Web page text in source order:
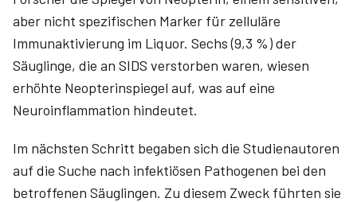
aber nicht spezifischen Marker für zelluläre
Immunaktivierung im Liquor. Sechs (9,3 %) der
Säuglinge, die an SIDS verstorben waren, wiesen
erhöhte Neopterinspiegel auf, was auf eine
Neuroinflammation hindeutet.
Im nächsten Schritt begaben sich die Studienautoren
auf die Suche nach infektiösen Pathogenen bei den
betroffenen Säuglingen. Zu diesem Zweck führten sie